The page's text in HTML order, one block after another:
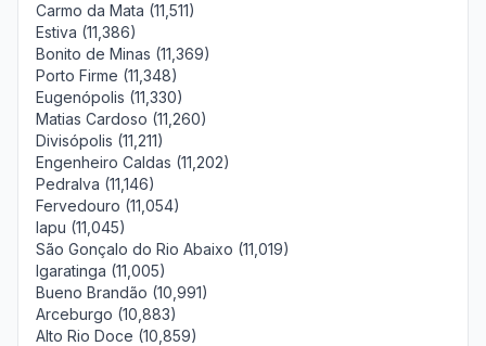
Carmo da Mata (11,511)
Estiva (11,386)
Bonito de Minas (11,369)
Porto Firme (11,348)
Eugenópolis (11,330)
Matias Cardoso (11,260)
Divisópolis (11,211)
Engenheiro Caldas (11,202)
Pedralva (11,146)
Fervedouro (11,054)
Iapu (11,045)
São Gonçalo do Rio Abaixo (11,019)
Igaratinga (11,005)
Bueno Brandão (10,991)
Arceburgo (10,883)
Alto Rio Doce (10,859)